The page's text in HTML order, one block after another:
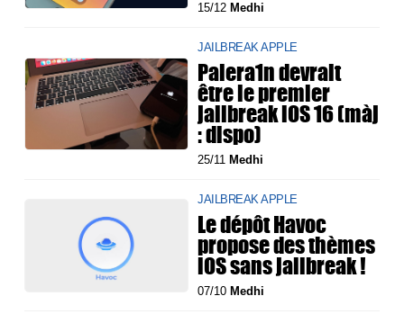
15/12 Medhi
JAILBREAK APPLE
Palera1n devrait
être le premier
jailbreak iOS 16 (màj
: dispo)
25/11 Medhi
JAILBREAK APPLE
Le dépôt Havoc
propose des thèmes
iOS sans jailbreak !
07/10 Medhi